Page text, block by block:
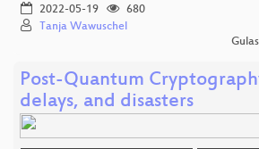
2022-05-19
680
Tanja Wawuschel
Post-Quantum
delays, and disasters